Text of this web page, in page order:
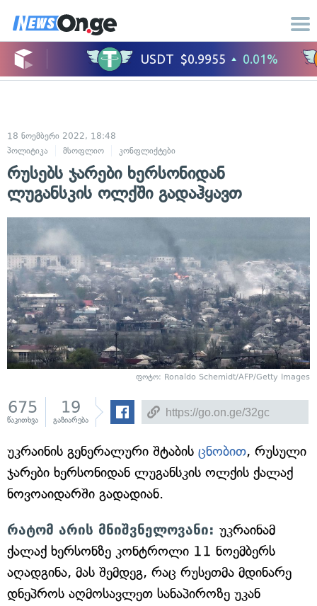
18 ნოემბერი 2022, 18:48
პოლიტიკა
მსოფლიო კონფლიქტები
რუსებს ჯარები ხერსონიდან
ლუგანსკის ოლქში გადაჰყავთ
ფოტო: Ronaldo Schemidt/AFP/Getty Images
675
წაკითხვა
19
გაზიარება
უკრაინის გენერალური შტაბის ცნობით, რუსული
ჯარები ხერსონიდან ლუგანსკის ოლქის ქალაქ
ნოვოაიდარში გადადიან.
რატომ არის მნიშვნელოვანი: უკრაინამ
ქალაქ ხერსონზე კონტროლი 11 ნოემბერს
აღადგინა, მას შემდეგ, რაც რუსეთმა მდინარე
დნეპროს აღმოსავლეთ სანაპიროზე უკან